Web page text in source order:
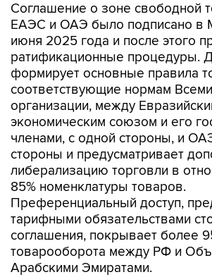
Соглашение о зоне свободной
ЕАЭС и ОАЭ было подписано в
июня 2025 года и после этого
ратификационные процедуры.
формирует основные правила
соответствующие нормам
организации, между
экономическим союзом и его
членами, с одной стороны, и
стороны и предусматривает
либерализацию торговли в
85% номенклатуры товаров.
Преференциальный доступ,
тарифными обязательствами
соглашения, покрывает более
товарооборота между РФ и
Арабскими Эмиратами.